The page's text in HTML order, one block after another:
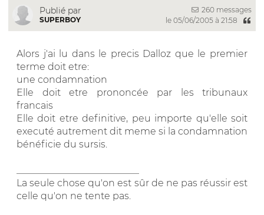
Publié par
SUPERBOY
260 messages
le 05/06/2005 à 21:58
Alors j'ai lu dans le precis Dalloz que le premier
terme doit etre:
une condamnation
Elle doit etre prononcée par les tribunaux
francais
Elle doit etre definitive, peu importe qu'elle soit
executé autrement dit meme si la condamnation
bénéficie du sursis.
La seule chose qu'on est sûr de ne pas réussir est
celle qu'on ne tente pas.